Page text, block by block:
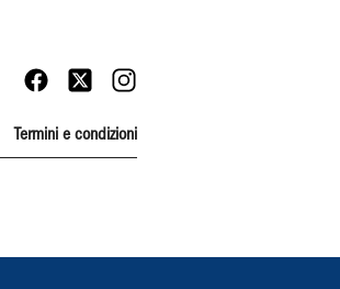
Termini e condizioni